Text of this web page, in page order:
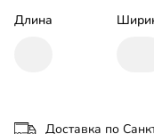
Длина
Доставка по